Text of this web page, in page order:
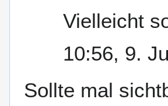
Vielleicht
10:56, 9.
Sollte mal